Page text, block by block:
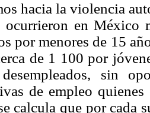
hacia la violencia
ocurrieron en México
por menores de 15
de 1 100 por
sin
de empleo
calcula que por cada